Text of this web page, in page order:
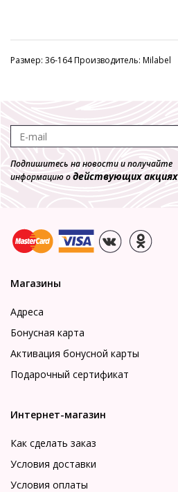
Размер: 36-164 Производитель: Milabel
Подпишитесь на новости и получайте
информацию одействующих акциях
Магазины
Адреса
Бонусная карта
Активация бонусной карты
Подарочный сертификат
Интернет-магазин
Как сделать заказ
Условия доставки
Условия оплаты